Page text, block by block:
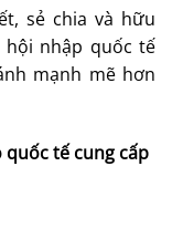
sẻ chia và hữu
nhập quốc tế
mạnh mẽ hơn
tế cung cấp